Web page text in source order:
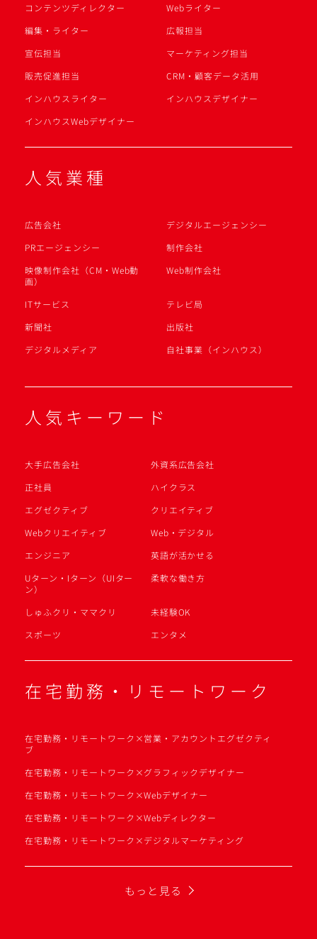
コンテンツディレクター
Webライター
編集・ライター
広報担当
宣伝担当
マーケティング担当
販売促進担当
CRM・顧客データ活用
インハウスライター
インハウスデザイナー
インハウスWebデザイナー
人気業種
広告会社
デジタルエージェンシー
PRエージェンシー
制作会社
映像制作会社（CM・Web動
画）
Web制作会社
ITサービス
テレビ局
新聞社
出版社
デジタルメディア
自社事業（インハウス）
人気キーワード
大手広告会社
外資系広告会社
正社員
ハイクラス
エグゼクティブ
クリエイティブ
Webクリエイティブ
Web・デジタル
エンジニア
英語が活かせる
Uターン・Iターン（UIター
ン）
柔軟な働き方
しゅふクリ・ママクリ
未経験OK
スポーツ
エンタメ
在宅勤務・リモートワーク
在宅勤務・リモートワーク×営業・アカウントエグゼクティ
ブ
在宅勤務・リモートワーク×グラフィックデザイナー
在宅勤務・リモートワーク×Webデザイナー
在宅勤務・リモートワーク×Webディレクター
在宅勤務・リモートワーク×デジタルマーケティング
もっと見る